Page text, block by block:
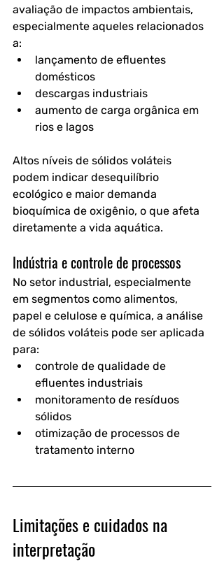
avaliação de impactos ambientais,
especialmente aqueles relacionados
a:
lançamento de efluentes
domésticos
descargas industriais
aumento de carga orgânica em
rios e lagos
Altos níveis de sólidos voláteis
podem indicar desequilíbrio
ecológico e maior demanda
bioquímica de oxigênio, o que afeta
diretamente a vida aquática.
Indústria e controle de processos
No setor industrial, especialmente
em segmentos como alimentos,
papel e celulose e química, a análise
de sólidos voláteis pode ser aplicada
para:
controle de qualidade de
efluentes industriais
monitoramento de resíduos
sólidos
otimização de processos de
tratamento interno
Limitações e cuidados na
interpretação